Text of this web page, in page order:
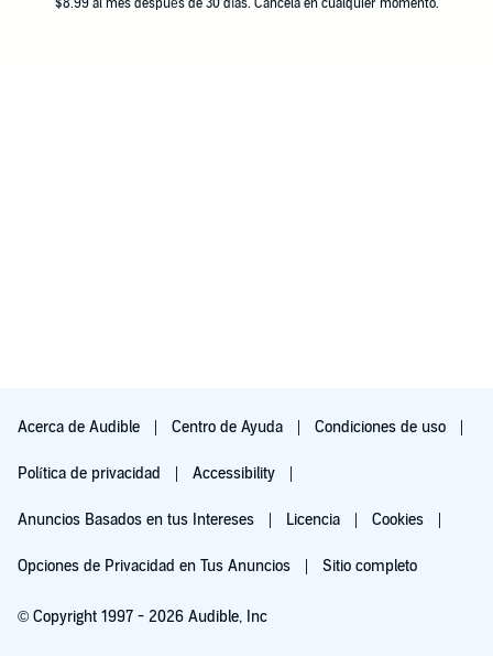
Acerca de Audible Centro de Ayuda Condiciones de uso
Política de privacidad Accessibility
Anuncios Basados en tus Intereses Licencia Cookies
Opciones de Privacidad en Tus Anuncios Sitio completo
© Copyright 1997 - 2026 Audible, Inc